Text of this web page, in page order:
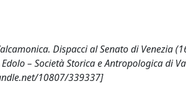
Dispacci al Senato di Venezia
– Società Storica e Antropologica di
10807/339337]